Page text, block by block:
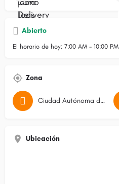
Abierto
El horario de hoy: 7:00 AM - 10:00 PM
Zona
Ciudad Autónoma de Buenos Aires
Ubicación